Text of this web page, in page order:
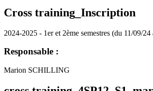
Cross training_Inscription
2024-2025 - 1er et 2ème semestres (du 11/09/
Responsable :
Marion SCHILLING